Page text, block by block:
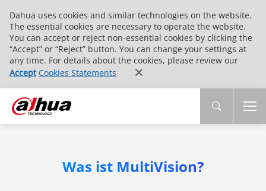
Dahua uses cookies and similar technologies on the website.
The essential cookies are necessary to operate the website.
You can accept or reject non-essential cookies by clicking the
“Accept” or “Reject” button. You can change your settings at
any time. For details about the cookies, please review our
Accept Cookies Statements
Was ist MultiVision?